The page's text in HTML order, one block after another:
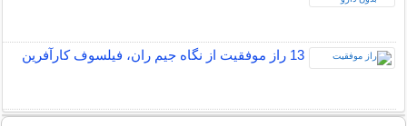
13 راز موفقیت از نگاه جیم ران، فیلسوف کارآفرین